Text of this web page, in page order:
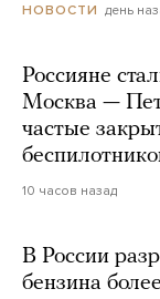
НОВОСТИ день
Россияне
Москва —
частые
10 часов назад
В России
бензина